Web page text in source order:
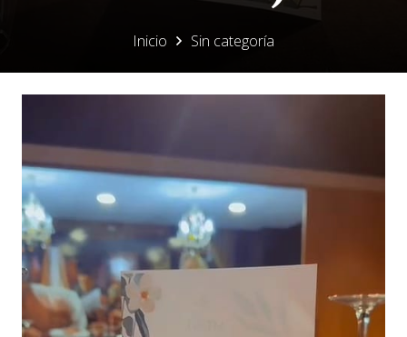
Inicio Sin categoría
vídeo